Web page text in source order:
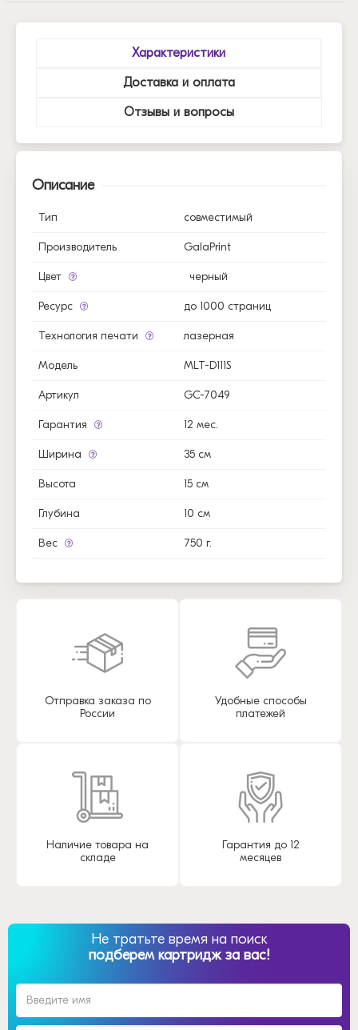
Характеристики
Доставка и оплата
Отзывы и вопросы
Описание
Тип совместимый
Производитель GalaPrint
Цвет черный
Ресурс до 1000 страниц
Технология печати лазерная
Модель MLT-D111S
Артикул GC-7049
Гарантия 12 мес.
Ширина 35 см
Высота 15 см
Глубина 10 см
Вес 750 г.
Отправка заказа по
России
Удобные способы
платежей
Наличие товара на
складе
Гарантия до 12
месяцев
Не тратьте время на поиск
подберем картридж за вас!